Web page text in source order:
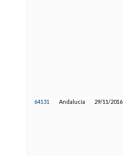
64131 Andalucía 29/11/2016